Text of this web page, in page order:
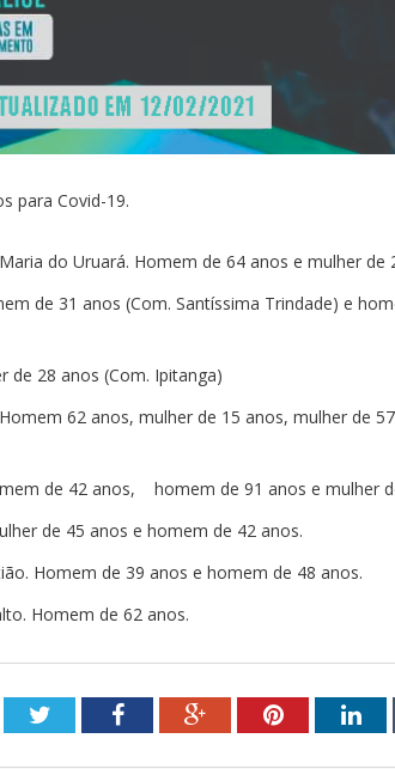
para Covid-19.
do Uruará. Homem de 64 anos e mulher de
de 31 anos (Com. Santíssima Trindade) e
de 28 anos (Com. Ipitanga)
62 anos, mulher de 15 anos, mulher de
de 42 anos, homem de 91 anos e mulher
de 45 anos e homem de 42 anos.
Homem de 39 anos e homem de 48 anos.
Homem de 62 anos.
TwitterFacebookGoogle+Pinterest